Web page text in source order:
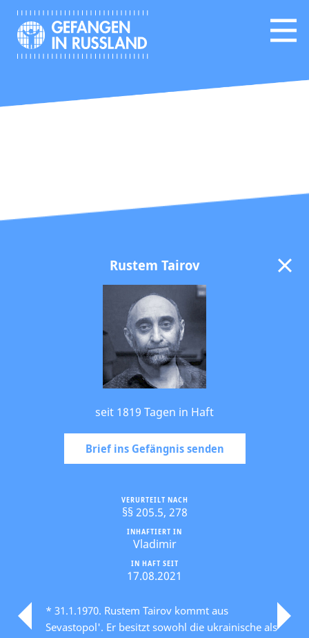
Rustem Tairov
seit 1819 Tagen in Haft
Brief ins Gefängnis senden
IN HAFT SEIT
17.08.2021
INHAFTIERT IN
Vladimir
VERURTEILT NACH
§§ 205.5, 278
* 31.1.1970. Rustem Tairov kommt aus
Sevastopol'. Er besitzt sowohl die ukrainische als